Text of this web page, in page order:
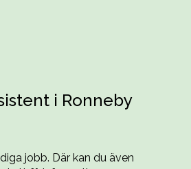
i Ronneby
jobb. Där kan du även